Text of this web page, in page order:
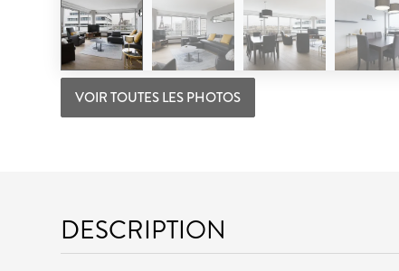
VOIR TOUTES LES PHOTOS
DESCRIPTION